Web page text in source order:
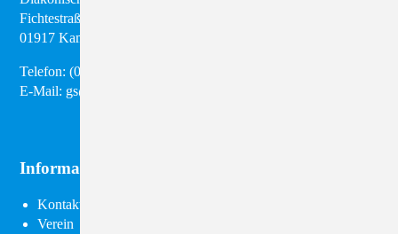
Fichtestraße 8
01917 Kamenz
Telefon:(03 57 95) 28 98 50
E-Mail: gs@diakonie-kamenz.de
Informationen
Navigation
überspringen
Kontakt
Verein